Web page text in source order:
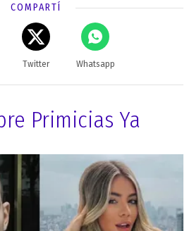
COMPARTÍ
Twitter Whatsapp
Primicias Ya